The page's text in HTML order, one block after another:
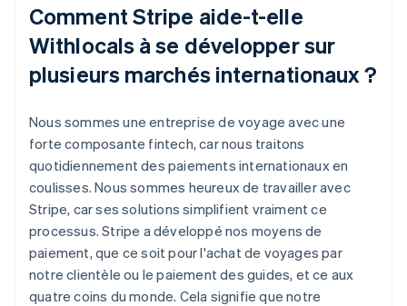
Comment Stripe aide-t-elle
Withlocals à se développer sur
plusieurs marchés internationaux ?
Nous sommes une entreprise de voyage avec une
forte composante fintech, car nous traitons
quotidiennement des paiements internationaux en
coulisses. Nous sommes heureux de travailler avec
Stripe, car ses solutions simplifient vraiment ce
processus. Stripe a développé nos moyens de
paiement, que ce soit pour l'achat de voyages par
notre clientèle ou le paiement des guides, et ce aux
quatre coins du monde. Cela signifie que notre